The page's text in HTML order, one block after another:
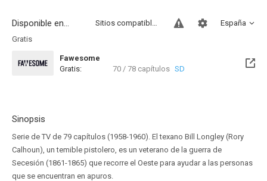
Disponible en... España
Sitios compatibles
Gratis
Fawesome
Gratis:
70 / 78 capítulos SD
Sinopsis
Serie de TV de 79 capítulos (1958-1960). El texano Bill Longley (Rory
Calhoun), un temible pistolero, es un veterano de la guerra de
Secesión (1861-1865) que recorre el Oeste para ayudar a las personas
que se encuentran en apuros.